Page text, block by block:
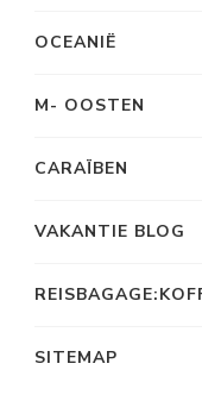
OCEANIË
M- OOSTEN
CARAÏBEN
VAKANTIE BLOG
SITEMAP